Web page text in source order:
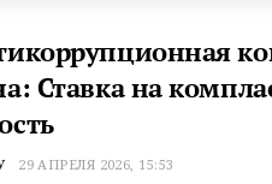
Ставка на
29 АПРЕЛЯ 2026, 15:53